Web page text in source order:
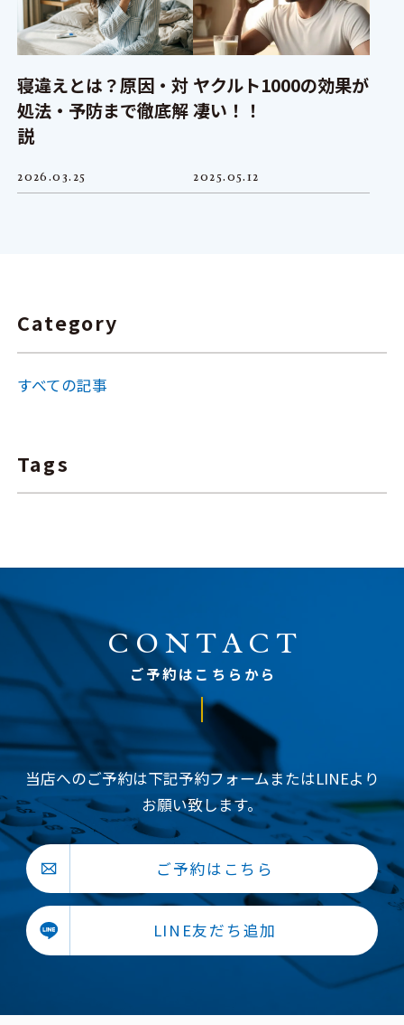
寝違えとは？原因・対
処法・予防まで徹底解
説
2026.03.25
ヤクルト1000の効果が
凄い！！
2025.05.12
Category
すべての記事
Tags
ご予約はこちらから
CONTACT
当店へのご予約は下記予約フォームまたはLINEより
お願い致します。
ご予約はこちら
LINE友だち追加